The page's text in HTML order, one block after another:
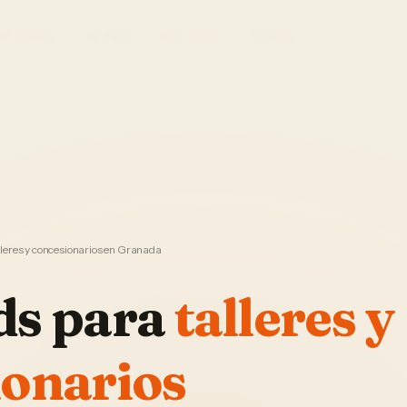
y concesionarios en Granada
paratalleres y